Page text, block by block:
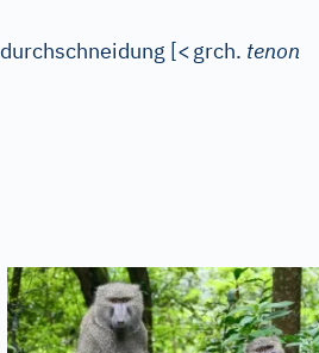
[<grch. tenon